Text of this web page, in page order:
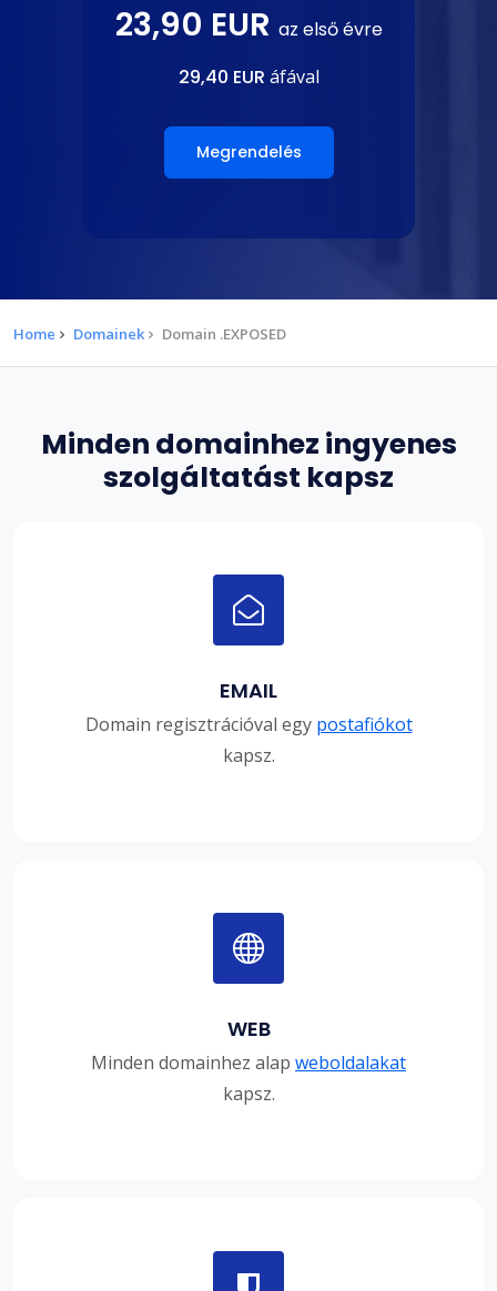
23,90 EUR az első évre
29,40 EUR áfával
Megrendelés
Home Domainek Domain .EXPOSED
Minden domainhez ingyenes
szolgáltatást kapsz
EMAIL
Domain regisztrációval egy postafiókot
kapsz.
WEB
Minden domainhez alap weboldalakat
kapsz.